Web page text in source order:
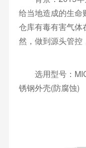
给当地造成的生命
仓库有毒有害气体
然，做到源头管控
选用型号：
锈钢外壳(防腐蚀)